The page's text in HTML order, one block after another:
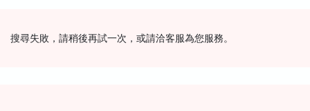
搜尋失敗，請稍後再試一次，或請洽客服為您服務。